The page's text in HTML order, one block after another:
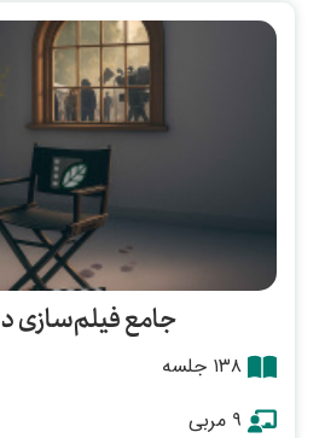
جامع فیلم‌سازی
۱۳۸ جلسه